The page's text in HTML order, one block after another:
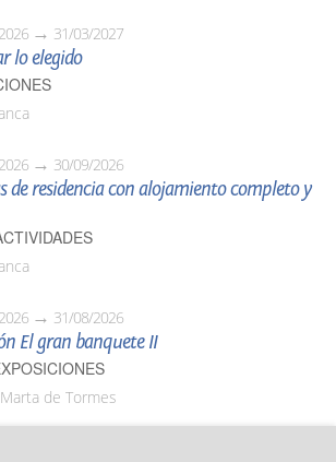
31/03/2027
lo elegido
30/09/2026
de residencia con alojamiento completo y
31/08/2026
El gran banquete II
de Tormes